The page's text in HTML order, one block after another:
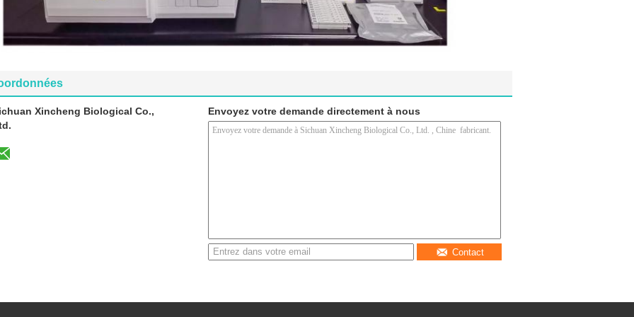
Xincheng Biological Co.,
Envoyez votre demande directement à nous
Contact